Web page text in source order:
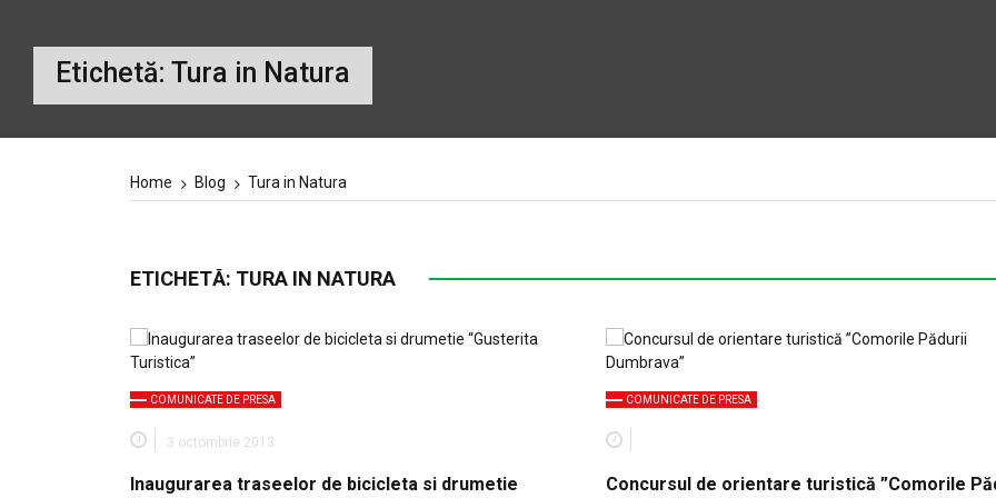
Etichetă: Tura in Natura
Home Blog Tura in Natura
ETICHETĂ: TURA IN NATURA
COMUNICATE DE PRESA
3 octombrie 2013
Inaugurarea traseelor de bicicleta si drumetie
COMUNICATE DE PRESA
Concursul de orientare turistică ”Comorile